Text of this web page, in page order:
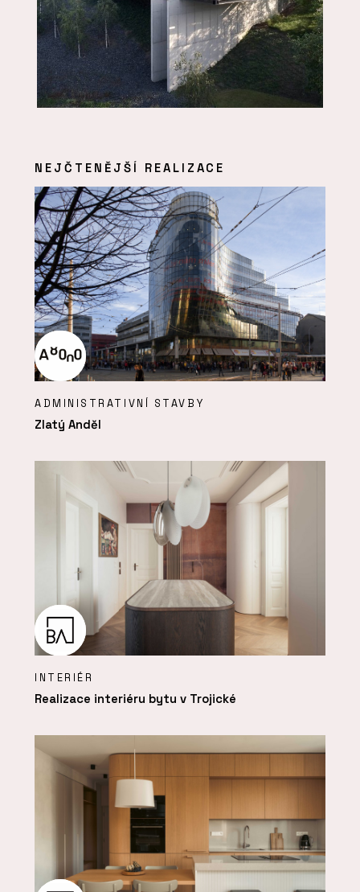
NEJČTENĚJŠÍ REALIZACE
ADMINISTRATIVNÍ STAVBY
Zlatý Anděl
INTERIÉR
Realizace interiéru bytu v Trojické